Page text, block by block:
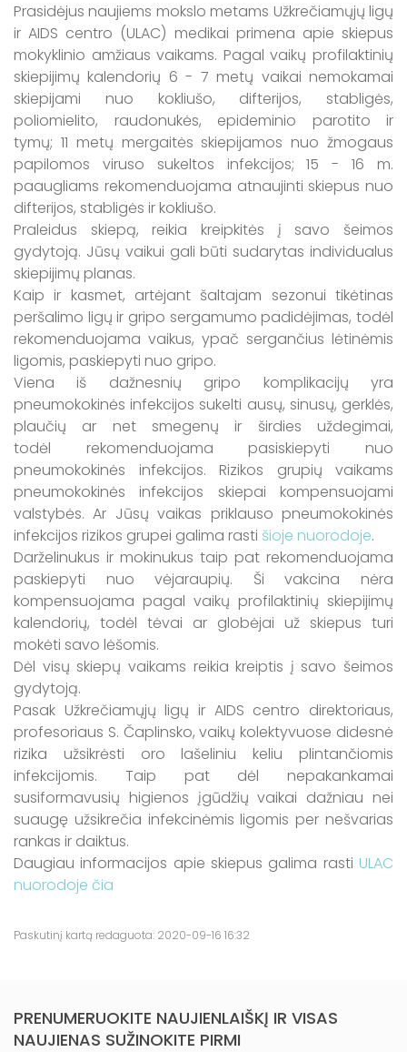
Prasidėjus naujiems mokslo metams Užkrečiamųjų ligų
ir AIDS centro (ULAC) medikai primena apie skiepus
mokyklinio amžiaus vaikams. Pagal vaikų profilaktinių
skiepijimų kalendorių 6 - 7 metų vaikai nemokamai
skiepijami nuo kokliušo, difterijos, stabligės,
poliomielito, raudonukės, epideminio parotito ir
tymų; 11 metų mergaitės skiepijamos nuo žmogaus
papilomos viruso sukeltos infekcijos; 15 - 16 m.
paaugliams rekomenduojama atnaujinti skiepus nuo
difterijos, stabligės ir kokliušo.
Praleidus skiepą, reikia kreipkitės į savo šeimos
gydytoją. Jūsų vaikui gali būti sudarytas individualus
skiepijimų planas.
Kaip ir kasmet, artėjant šaltajam sezonui tikėtinas
peršalimo ligų ir gripo sergamumo padidėjimas, todėl
rekomenduojama vaikus, ypač sergančius lėtinėmis
ligomis, paskiepyti nuo gripo.
Viena iš dažnesnių gripo komplikacijų yra
pneumokokinės infekcijos sukelti ausų, sinusų, gerklės,
plaučių ar net smegenų ir širdies uždegimai,
todėl rekomenduojama pasiskiepyti nuo
pneumokokinės infekcijos. Rizikos grupių vaikams
pneumokokinės infekcijos skiepai kompensuojami
valstybės. Ar Jūsų vaikas priklauso pneumokokinės
infekcijos rizikos grupei galima rasti šioje nuorodoje.
Darželinukus ir mokinukus taip pat rekomenduojama
paskiepyti nuo vėjaraupių. Ši vakcina nėra
kompensuojama pagal vaikų profilaktinių skiepijimų
kalendorių, todėl tėvai ar globėjai už skiepus turi
mokėti savo lėšomis.
Dėl visų skiepų vaikams reikia kreiptis į savo šeimos
gydytoją.
Pasak Užkrečiamųjų ligų ir AIDS centro direktoriaus,
profesoriaus S. Čaplinsko, vaikų kolektyvuose didesnė
rizika užsikrėsti oro lašeliniu keliu plintančiomis
infekcijomis. Taip pat dėl nepakankamai
susiformavusių higienos įgūdžių vaikai dažniau nei
suaugę užsikrečia infekcinėmis ligomis per nešvarias
rankas ir daiktus.
Daugiau informacijos apie skiepus galima rasti ULAC
nuorodoje čia
Paskutinį kartą redaguota: 2020-09-16 16:32
PRENUMERUOKITE NAUJIENLAIŠKĮ IR VISAS
NAUJIENAS SUŽINOKITE PIRMI